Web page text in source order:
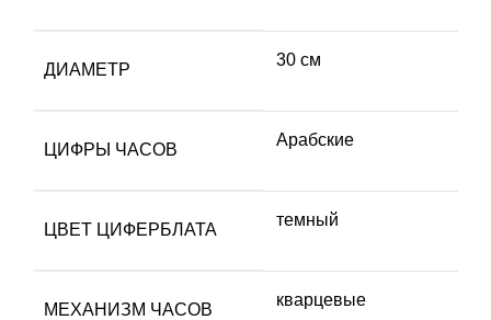
ДИАМЕТР
30 см
ЦИФРЫ ЧАСОВ
Арабские
ЦВЕТ ЦИФЕРБЛАТА
темный
МЕХАНИЗМ ЧАСОВ
кварцевые